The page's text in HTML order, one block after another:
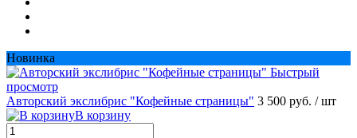
Новинка
Быстрый
просмотр
Авторский экслибрис "Кофейные страницы" 3 500 руб. / шт
В корзину